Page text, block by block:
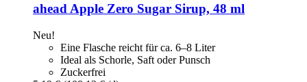
ahead Apple Zero Sugar Sirup, 48 ml
Neu!
Eine Flasche reicht für ca. 6–8 Liter
Ideal als Schorle, Saft oder Punsch
Zuckerfrei